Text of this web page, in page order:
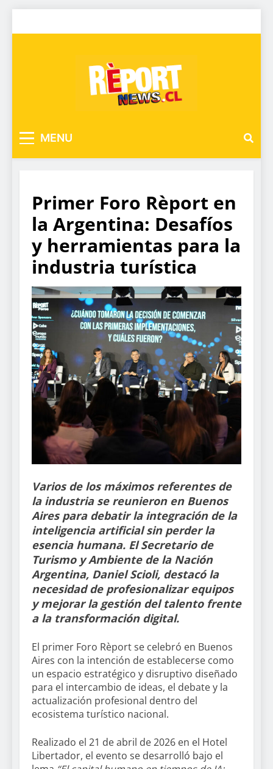
MENU
Primer Foro Rèport en
la Argentina: Desafíos
y herramientas para la
industria turística
Varios de los máximos referentes de
la industria se reunieron en Buenos
Aires para debatir la integración de la
inteligencia artificial sin perder la
esencia humana. El Secretario de
Turismo y Ambiente de la Nación
Argentina, Daniel Scioli, destacó la
necesidad de profesionalizar equipos
y mejorar la gestión del talento frente
a la transformación digital.
El primer Foro Rèport se celebró en Buenos
Aires con la intención de establecerse como
un espacio estratégico y disruptivo diseñado
para el intercambio de ideas, el debate y la
actualización profesional dentro del
ecosistema turístico nacional.
Realizado el 21 de abril de 2026 en el Hotel
Libertador, el evento se desarrolló bajo el